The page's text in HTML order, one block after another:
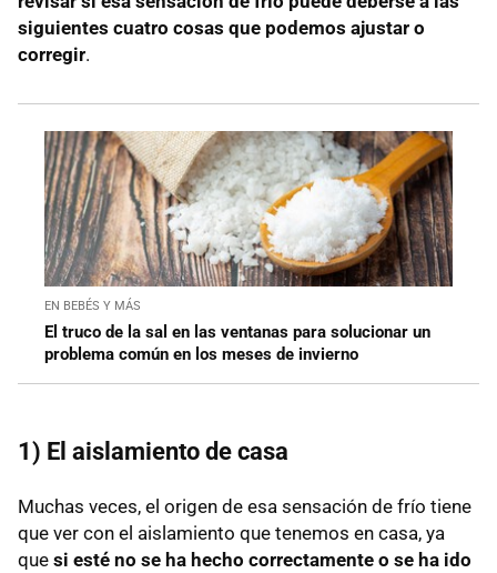
siguientes cuatro cosas que podemos ajustar o
corregir.
EN BEBÉS Y MÁS
El truco de la sal en las ventanas para solucionar un
problema común en los meses de invierno
1) El aislamiento de casa
Muchas veces, el origen de esa sensación de frío tiene
que ver con el aislamiento que tenemos en casa, ya
que si esté no se ha hecho correctamente o se ha ido